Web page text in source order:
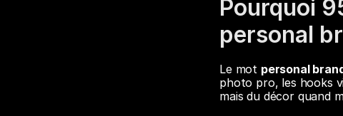
Pourquoi
personal
Le mot personal
photo pro, les hooks
mais du décor quand